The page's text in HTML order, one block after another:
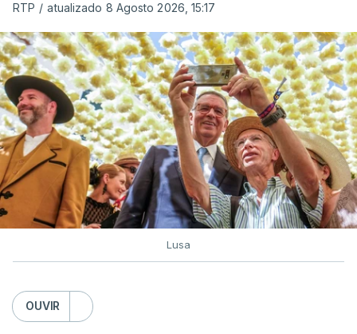
RTP / atualizado 8 Agosto 2026, 15:17
Lusa
OUVIR